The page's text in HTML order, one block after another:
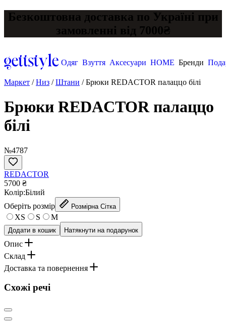
Безкоштовна доставка по Україні при
замовленні від 7000₴
Одяг Взуття Аксесуари HOME Бренди
Маркет /Низ /Штани /Брюки REDACTOR палаццо білі
Брюки REDACTOR палаццо
білі
№4787
REDACTOR
5700 ₴
Колір:Білий
Оберіть розмір
Розмірна Сітка
XS S M
Додати в кошик Натякнути на подарунок
Опис
Склад
Доставка та повернення
Схожі речі